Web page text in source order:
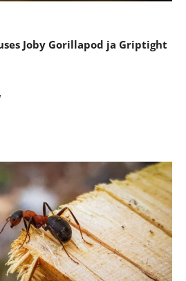
Joby Gorillapod ja Griptight